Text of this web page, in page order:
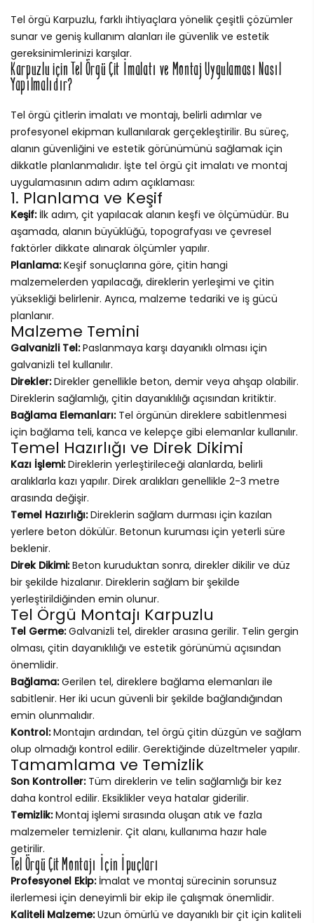
Tel örgü Karpuzlu, farklı ihtiyaçlara yönelik çeşitli çözümler
sunar ve geniş kullanım alanları ile güvenlik ve estetik
gereksinimlerinizi karşılar.
Karpuzlu için Tel Örgü Çit İmalatı ve Montaj Uygulaması Nasıl
Yapılmalıdır?
Tel örgü çitlerin imalatı ve montajı, belirli adımlar ve
profesyonel ekipman kullanılarak gerçekleştirilir. Bu süreç,
alanın güvenliğini ve estetik görünümünü sağlamak için
dikkatle planlanmalıdır. İşte tel örgü çit imalatı ve montaj
uygulamasının adım adım açıklaması:
1. Planlama ve Keşif
Keşif:İlk adım, çit yapılacak alanın keşfi ve ölçümüdür. Bu
aşamada, alanın büyüklüğü, topografyası ve çevresel
faktörler dikkate alınarak ölçümler yapılır.
Planlama:Keşif sonuçlarına göre, çitin hangi
malzemelerden yapılacağı, direklerin yerleşimi ve çitin
yüksekliği belirlenir. Ayrıca, malzeme tedariki ve iş gücü
planlanır.
Malzeme Temini
Galvanizli Tel:Paslanmaya karşı dayanıklı olması için
galvanizli tel kullanılır.
Direkler:Direkler genellikle beton, demir veya ahşap olabilir.
Direklerin sağlamlığı, çitin dayanıklılığı açısından kritiktir.
Bağlama Elemanları:Tel örgünün direklere sabitlenmesi
için bağlama teli, kanca ve kelepçe gibi elemanlar kullanılır.
Temel Hazırlığı ve Direk Dikimi
Kazı İşlemi:Direklerin yerleştirileceği alanlarda, belirli
aralıklarla kazı yapılır. Direk aralıkları genellikle 2-3 metre
arasında değişir.
Temel Hazırlığı:Direklerin sağlam durması için kazılan
yerlere beton dökülür. Betonun kuruması için yeterli süre
beklenir.
Direk Dikimi:Beton kuruduktan sonra, direkler dikilir ve düz
bir şekilde hizalanır. Direklerin sağlam bir şekilde
yerleştirildiğinden emin olunur.
Tel Örgü Montajı Karpuzlu
Tel Germe:Galvanizli tel, direkler arasına gerilir. Telin gergin
olması, çitin dayanıklılığı ve estetik görünümü açısından
önemlidir.
Bağlama:Gerilen tel, direklere bağlama elemanları ile
sabitlenir. Her iki ucun güvenli bir şekilde bağlandığından
emin olunmalıdır.
Kontrol:Montajın ardından, tel örgü çitin düzgün ve sağlam
olup olmadığı kontrol edilir. Gerektiğinde düzeltmeler yapılır.
Tamamlama ve Temizlik
Son Kontroller:Tüm direklerin ve telin sağlamlığı bir kez
daha kontrol edilir. Eksiklikler veya hatalar giderilir.
Temizlik:Montaj işlemi sırasında oluşan atık ve fazla
malzemeler temizlenir. Çit alanı, kullanıma hazır hale
getirilir.
Tel Örgü Çit Montajı İçin İpuçları
Profesyonel Ekip:İmalat ve montaj sürecinin sorunsuz
ilerlemesi için deneyimli bir ekip ile çalışmak önemlidir.
Kaliteli Malzeme:Uzun ömürlü ve dayanıklı bir çit için kaliteli